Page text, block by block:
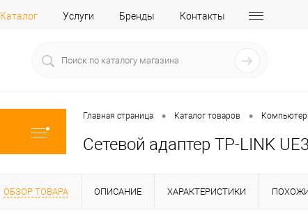
Каталог Услуги Бренды Контакты
Главная страница • Каталог товаров •
Сетевой адаптер TP-LINK
ОБЗОР ТОВАРА ОПИСАНИЕ ХАРАКТЕРИСТИКИ